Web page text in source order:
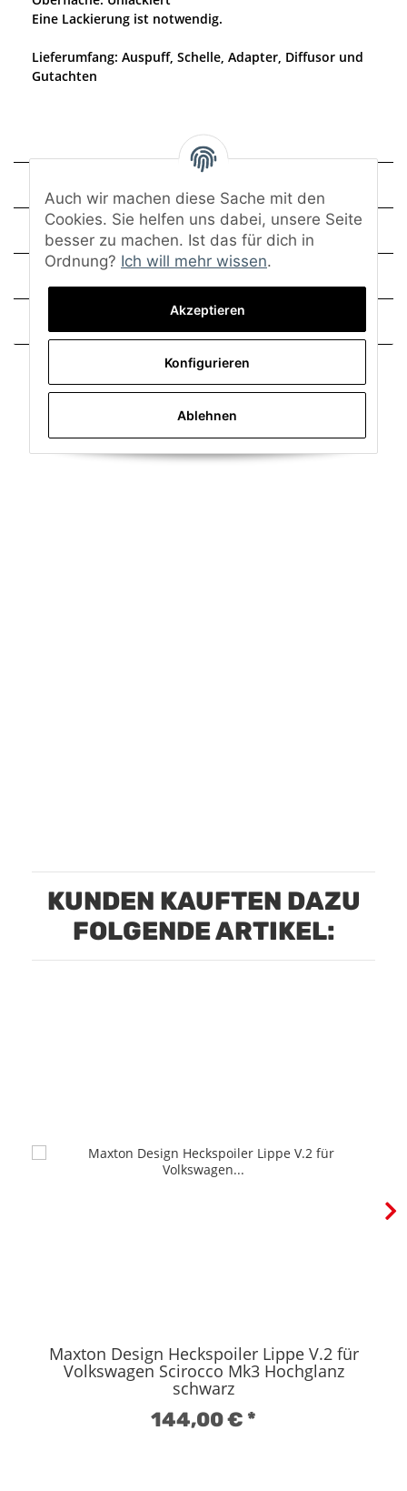
Eine Lackierung ist notwendig.
Lieferumfang: Auspuff, Schelle, Adapter, Diffusor und
Gutachten
Montage
Trusted Shops - Bewertungen
KUNDEN KAUFTEN DAZU
FOLGENDE ARTIKEL:
Maxton Design Heckspoiler Lippe V.2 für
Volkswagen Scirocco Mk3 Hochglanz
schwarz
144,00 €*
Auch wir machen diese Sache mit den
Cookies. Sie helfen uns dabei, unsere Seite
besser zu machen. Ist das für dich in
Ordnung? Ich will mehr wissen.
Akzeptieren
Konfigurieren
Ablehnen